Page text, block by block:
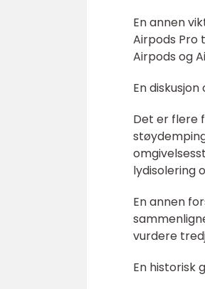
En annen
Airpods Pro
Airpods og
En
Det er flere
lydisolering
En annen
vurdere
En historisk